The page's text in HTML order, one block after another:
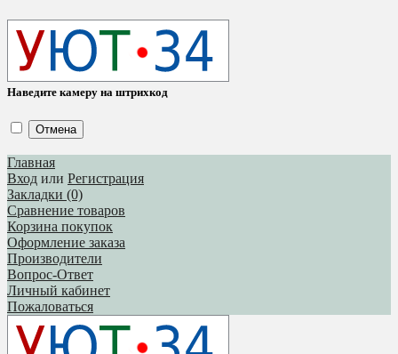
Наведите камеру на штрихкод
Отмена
Главная
Вход или Регистрация
Закладки (0)
Сравнение товаров
Корзина покупок
Оформление заказа
Производители
Вопрос-Ответ
Личный кабинет
Пожаловаться